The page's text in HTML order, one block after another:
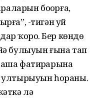
боҙорға,
-тигән уй
ҡорҙо. Бер көндө
булыуын ғына тап
фатирҙарына
ултырыуын һораны.
лә